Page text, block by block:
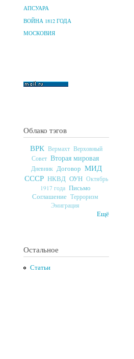
АПСУАРА
ВОЙНА 1812 ГОДА
МОСКОВИЯ
Облако тэгов
ВРК Вермахт Верховный
Совет Вторая мировая
Дневник Договор МИД
СССР НКВД ОУН Октябрь
1917 года Письмо
Соглашение Терроризм
Эмиграция
Ещё
Остальное
Статьи